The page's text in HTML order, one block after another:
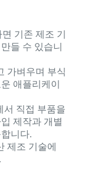
기존 제조 기
들 수 있습니
가벼우며 부식
애플리케이
서 직접 부품을
제작과 개별
니다.
제조 기술에